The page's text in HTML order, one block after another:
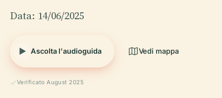
Data: 14/06/2025
Ascolta l'audioguida Vedi mappa
Verificato August 2025